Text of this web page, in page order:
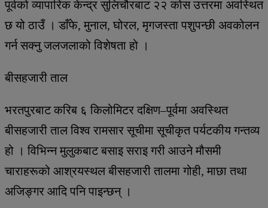
पूर्वको व्यापारिक केन्द्र सुलिचौरबाट २२ कोस उत्तरमा अवस्थित
छ यो ठाउँ । डाँफे, मुनाल, घोरल, मृगजस्ता पशुपन्छी अवकोलन
गर्न सक्नु जलजलाको विशेषता हो ।
बीसहजारी ताल
भरतपुरबाट करिब ६ किलोमिटर दक्षिण–पूर्वमा अवस्थित
बीसहजारी ताल विश्व रामसार सूचीमा सूचीकृत पर्यटकीय गन्तव्य
हो । विभिन्न मुलुकबाट बसाइ सराइ गरी आउने मौसमी
चाराहरूको आश्रयस्थल बीसहजारी तालमा गोही, माछा तथा
अजिङ्गर आदि पनि पाइन्छन् ।